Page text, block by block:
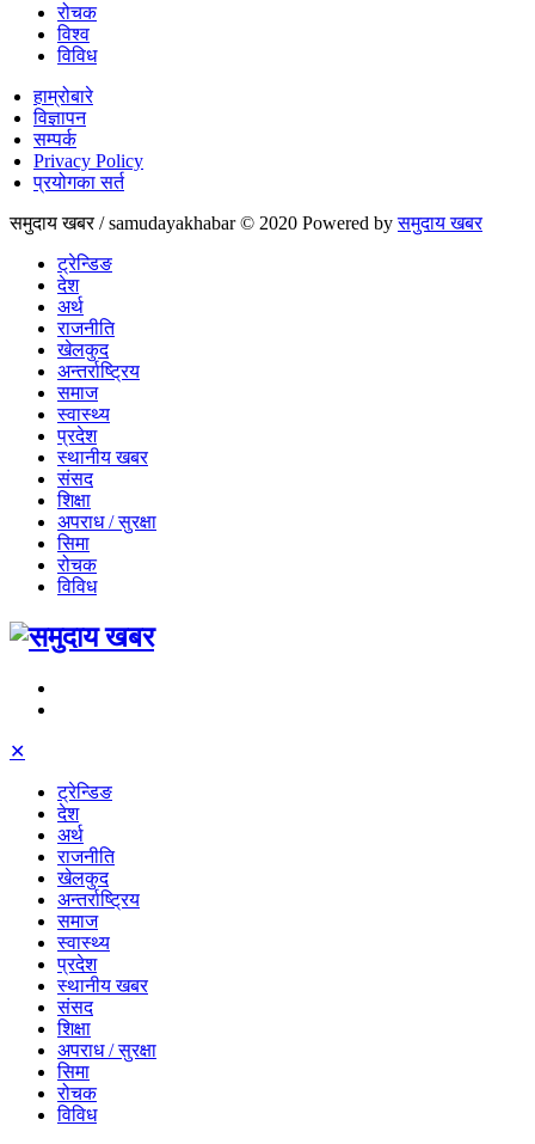
रोचक
विश्व
विविध
हाम्रोबारे
विज्ञापन
सम्पर्क
Privacy Policy
प्रयोगका सर्त
समुदाय खबर / samudayakhabar © 2020 Powered byसमुदाय खबर
ट्रेन्डिङ
देश
अर्थ
राजनीति
खेलकुद
अन्तर्राष्ट्रिय
समाज
स्वास्थ्य
प्रदेश
स्थानीय खबर
संसद
शिक्षा
अपराध / सुरक्षा
सिमा
रोचक
विविध
✕
ट्रेन्डिङ
देश
अर्थ
राजनीति
खेलकुद
अन्तर्राष्ट्रिय
समाज
स्वास्थ्य
प्रदेश
स्थानीय खबर
संसद
शिक्षा
अपराध / सुरक्षा
सिमा
रोचक
विविध